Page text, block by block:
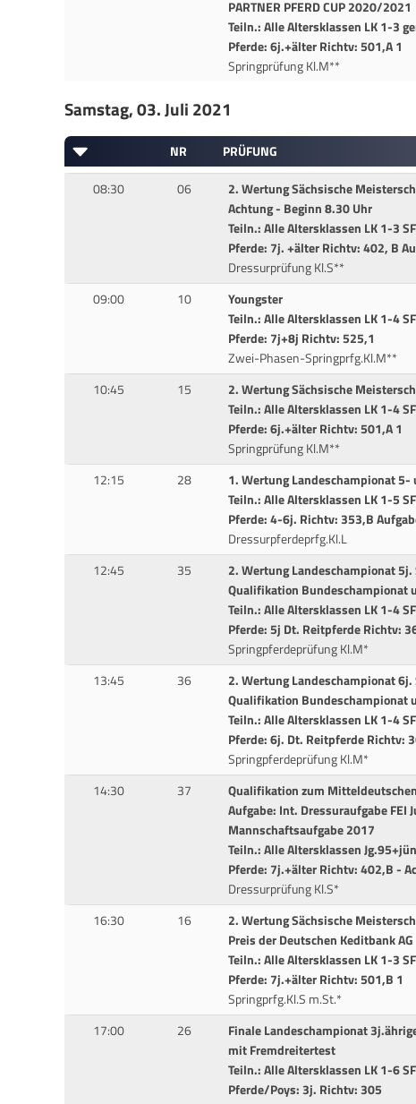
PARTNER PFERD CUP 2020/2021
Teiln.: Alle Altersklassen LK 1-3
Pferde: 6j.+älter Richtv: 501,A 1
Springprüfung Kl.M**
Samstag, 03. Juli 2021
NR PRÜFUNG
08:30
06
2. Wertung Sächsische
Achtung - Beginn 8.30 Uhr
Teiln.: Alle Altersklassen LK 1-3
Pferde: 7j. +älter Richtv: 402, B
Dressurprüfung Kl.S**
09:00 10
Youngster
Teiln.: Alle Altersklassen LK 1-4
Pferde: 7j+8j Richtv: 525,1
Zwei-Phasen-Springprfg.Kl.M**
10:45 15
2. Wertung Sächsische
Teiln.: Alle Altersklassen LK 1-4
Pferde: 6j.+älter Richtv: 501,A 1
Springprüfung Kl.M**
12:15 28
1. Wertung Landeschampionat
Teiln.: Alle Altersklassen LK 1-5
Pferde: 4-6j. Richtv: 353,B
Dressurpferdeprfg.Kl.L
12:45 35
2. Wertung Landeschampionat
Qualifikation Bundeschampionat
Teiln.: Alle Altersklassen LK 1-4
Pferde: 5j Dt. Reitpferde Richtv:
Springpferdeprüfung Kl.M*
13:45 36
2. Wertung Landeschampionat
Qualifikation Bundeschampionat
Teiln.: Alle Altersklassen LK 1-4
Pferde: 6j. Dt. Reitpferde Richtv:
Springpferdeprüfung Kl.M*
14:30 37
Qualifikation zum
Aufgabe: Int. Dressuraufgabe FEI
Mannschaftsaufgabe 2017
Teiln.: Alle Altersklassen
Pferde: 7j.+älter Richtv: 402,B -
Dressurprüfung Kl.S*
16:30 16
2. Wertung Sächsische
Preis der Deutschen Keditbank AG
Teiln.: Alle Altersklassen LK 1-3
Pferde: 7j.+älter Richtv: 501,B 1
Springprfg.Kl.S m.St.*
17:00 26
Finale Landeschampionat
mit Fremdreitertest
Teiln.: Alle Altersklassen LK 1-6
Pferde/Poys: 3j. Richtv: 305